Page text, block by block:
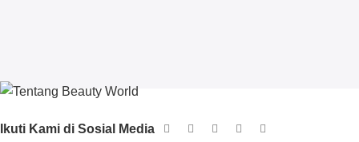
Ikuti Kami di Sosial Media